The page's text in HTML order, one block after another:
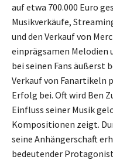
auf etwa 700.000 Euro
Musikverkäufe,
und den Verkauf von
einprägsamen Melodien
bei seinen Fans äußerst
Verkauf von Fanartikeln
Erfolg bei. Oft wird Ben
Einfluss seiner Musik
Kompositionen zeigt.
seine Anhängerschaft
bedeutender